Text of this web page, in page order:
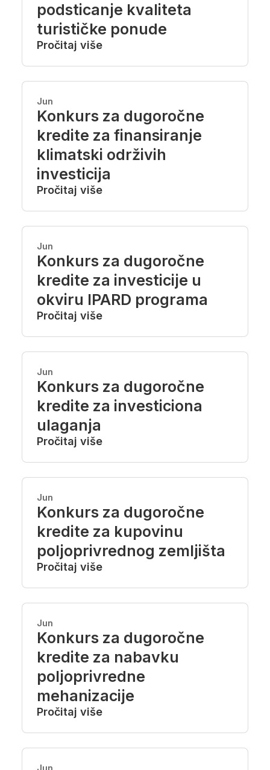
podsticanje kvaliteta
turističke ponude
Pročitaj više
Jun
Konkurs za dugoročne
kredite za finansiranje
klimatski održivih
investicija
Pročitaj više
Jun
Konkurs za dugoročne
kredite za investicije u
okviru IPARD programa
Pročitaj više
Jun
Konkurs za dugoročne
kredite za investiciona
ulaganja
Pročitaj više
Jun
Konkurs za dugoročne
kredite za kupovinu
poljoprivrednog zemljišta
Pročitaj više
Jun
Konkurs za dugoročne
kredite za nabavku
poljoprivredne
mehanizacije
Pročitaj više
Jun